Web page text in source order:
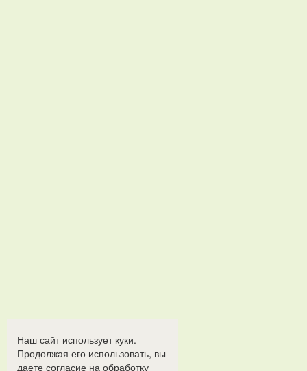
Наш сайт использует куки.
Продолжая его использовать, вы
даете согласие на обработку